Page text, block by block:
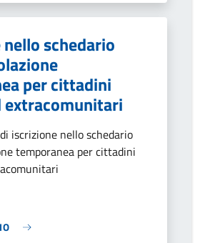
schedario
per cittadini
extracomunitari
iscrizione nello schedario
temporanea per cittadini